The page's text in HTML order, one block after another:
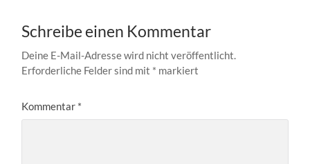
Schreibe einen Kommentar
Deine E-Mail-Adresse wird nicht veröffentlicht.
Erforderliche Felder sind mit * markiert
Kommentar *